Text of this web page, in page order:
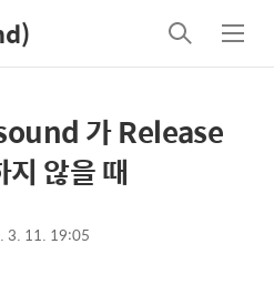
검
색
메
뉴
가 Release
않을 때
3. 11. 19:05